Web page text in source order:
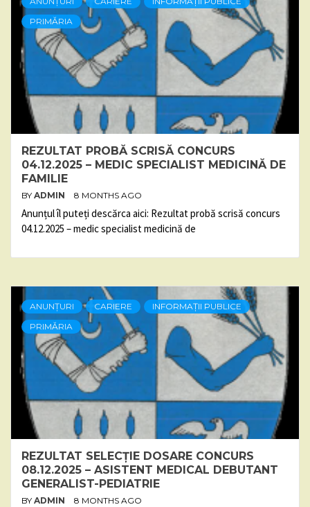
PRIMĂRIA
REZULTAT PROBĂ SCRISĂ CONCURS
04.12.2025 – MEDIC SPECIALIST MEDICINĂ DE
FAMILIE
BY ADMIN 8 MONTHS AGO
Anunțul îl puteți descărca aici: Rezultat probă scrisă concurs
04.12.2025 – medic specialist medicină de
ANUNȚURI CARIERE
INFORMAȚII PUBLICE
PRIMĂRIA
REZULTAT SELECȚIE DOSARE CONCURS
08.12.2025 – ASISTENT MEDICAL DEBUTANT
GENERALIST-PEDIATRIE
BY ADMIN 8 MONTHS AGO